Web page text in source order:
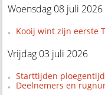
Woensdag 08 juli 2026
Kooij wint zijn eerste
Vrijdag 03 juli 2026
Starttijden
Deelnemers en